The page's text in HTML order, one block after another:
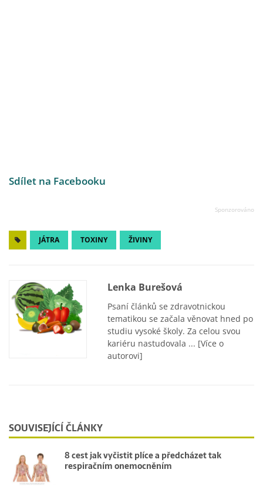
Sdílet na Facebooku
JÁTRA TOXINY ŽIVINY
Lenka Burešová
Psaní článků se zdravotnickou
tematikou se začala věnovat hned po
studiu vysoké školy. Za celou svou
kariéru nastudovala ... [Více o
autorovi]
SOUVISEJÍCÍ ČLÁNKY
8 cest jak vyčistit plíce a předcházet tak
respiračním onemocněním